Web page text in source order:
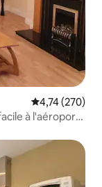
Évaluation
4,74 (270)
à l'aéroport,